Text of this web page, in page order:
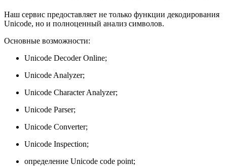
Наш сервис предоставляет не только функции декодирования
Unicode, но и полноценный анализ символов.
Основные возможности:
Unicode Decoder Online;
Unicode Analyzer;
Unicode Character Analyzer;
Unicode Parser;
Unicode Converter;
Unicode Inspection;
определение Unicode code point;